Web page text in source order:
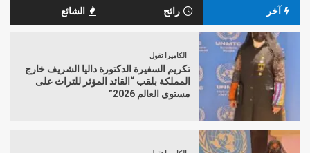
آخر رائج الشائع
الكاميرا تقول
تكريم السفيرة الدكتورة داليا الشريف خارج
المملكة بلقب “القائد المؤثر للتراث على
مستوى العالم 2026”